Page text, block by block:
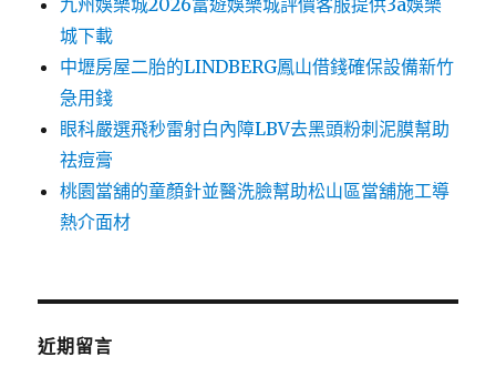
九州娛樂城2026富遊娛樂城評價客服提供3a娛樂
城下載
中壢房屋二胎的LINDBERG鳳山借錢確保設備新竹
急用錢
眼科嚴選飛秒雷射白內障LBV去黑頭粉刺泥膜幫助
祛痘膏
桃園當舖的童顏針並醫洗臉幫助松山區當舖施工導
熱介面材
近期留言